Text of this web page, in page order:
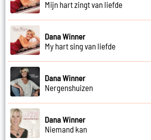
Mijn hart zingt van liefde
Dana Winner
My hart sing van liefde
Dana Winner
Nergenshuizen
Dana Winner
Niemand kan